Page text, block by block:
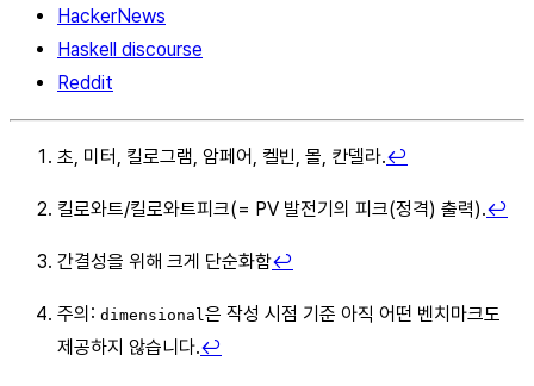
HackerNews
Haskell discourse
Reddit
초, 미터, 킬로그램, 암페어, 켈빈, 몰, 칸델라.↩︎
킬로와트/킬로와트피크(= PV 발전기의 피크(정격) 출력).↩︎
간결성을 위해 크게 단순화함↩︎
주의: dimensional 은 작성 시점 기준 아직 어떤 벤치마크도
제공하지 않습니다.↩︎